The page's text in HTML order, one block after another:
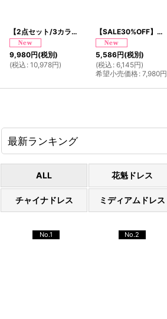
【2点セット/3カラー】花霞 ジャガード フリル ミニ 豪華 帯 リボン 花魁 着物 ドレス コスプレ イベント ハロウィン
9,980円(税別)
(税込 : 10,978円)
【SALE30%OFF】【SMLサイズ/2カラー】ドット ティアードスカート レース リボン ミニドレス キャバドレス
5,586円(税別)
(税込 : 6,145円)
希望小売価格: 7,980円
最新ランキング
ALL 花魁ドレス
チャイナドレス ミディアムドレス
No.1 No.2